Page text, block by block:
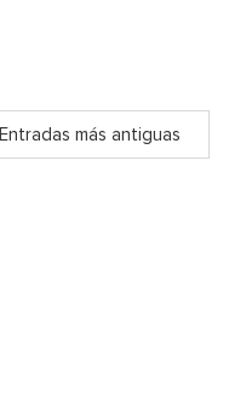
Entradas más antiguas